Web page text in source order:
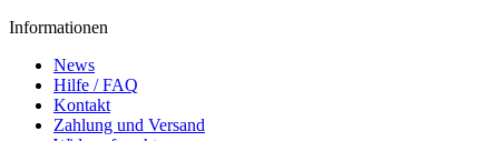
Informationen
News
Hilfe / FAQ
Kontakt
Zahlung und Versand